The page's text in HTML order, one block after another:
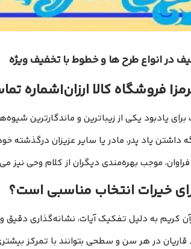
در انواع طرح ها و خطوط با تخفیف ویژه
| فروشگاه کالا ارزان|شماره تماس:
یادبود یکی از زیباترین و ماندگارترین
داشتن یاد پدر، مادر یا سایر عزیزان
فراوان، موجب بهره‌مندی دیگران از کلام وحی نیز
خیرات انتخاب مناسبی است؟
کریم به دلیل تفکیک آیات، نشانه‌گذاری دقیق و
در هر سن و سطحی بتوانند با تمرکز